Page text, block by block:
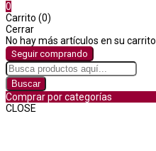
0
Carrito (0)
Cerrar
No hay más artículos en su carrito
Seguir comprando
Buscar
Comprar por categorías
CLOSE